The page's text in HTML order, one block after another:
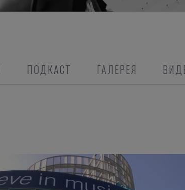
ПОДКАСТ ГАЛЕРЕЯ